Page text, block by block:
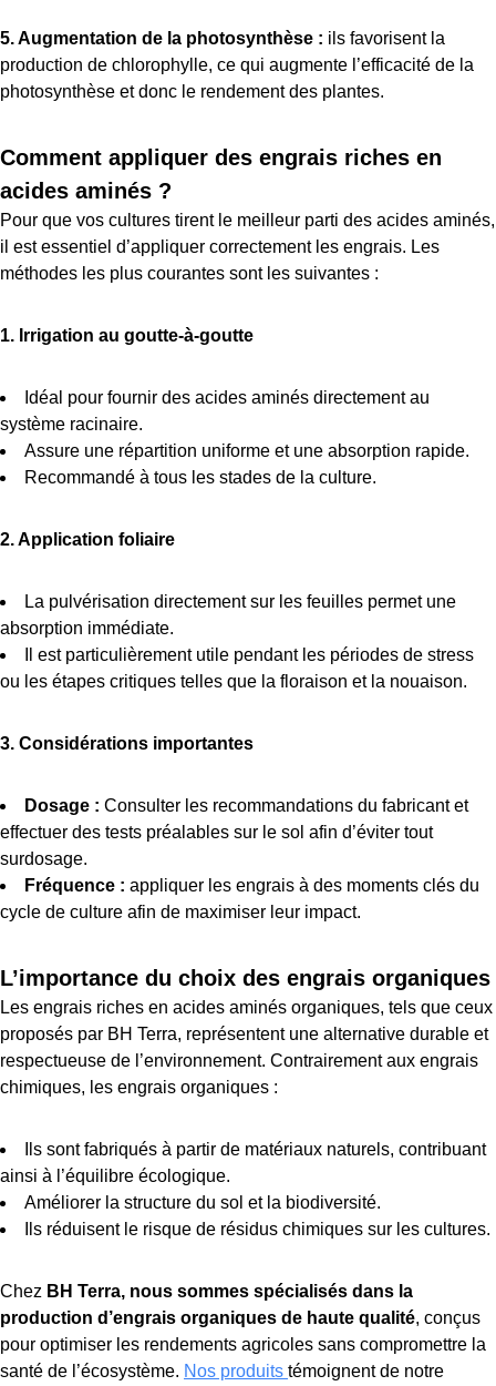
5. Augmentation de la photosynthèse : ils favorisent la
production de chlorophylle, ce qui augmente l’efficacité de la
photosynthèse et donc le rendement des plantes.
Comment appliquer des engrais riches en
acides aminés ?
Pour que vos cultures tirent le meilleur parti des acides aminés,
il est essentiel d’appliquer correctement les engrais. Les
méthodes les plus courantes sont les suivantes :
1. Irrigation au goutte-à-goutte
Idéal pour fournir des acides aminés directement au
système racinaire.
Assure une répartition uniforme et une absorption rapide.
Recommandé à tous les stades de la culture.
2. Application foliaire
La pulvérisation directement sur les feuilles permet une
absorption immédiate.
Il est particulièrement utile pendant les périodes de stress
ou les étapes critiques telles que la floraison et la nouaison.
3. Considérations importantes
Dosage : Consulter les recommandations du fabricant et
effectuer des tests préalables sur le sol afin d’éviter tout
surdosage.
Fréquence : appliquer les engrais à des moments clés du
cycle de culture afin de maximiser leur impact.
L’importance du choix des engrais organiques
Les engrais riches en acides aminés organiques, tels que ceux
proposés par BH Terra, représentent une alternative durable et
respectueuse de l’environnement. Contrairement aux engrais
chimiques, les engrais organiques :
Ils sont fabriqués à partir de matériaux naturels, contribuant
ainsi à l’équilibre écologique.
Améliorer la structure du sol et la biodiversité.
Ils réduisent le risque de résidus chimiques sur les cultures.
Chez BH Terra, nous sommes spécialisés dans la
production d’engrais organiques de haute qualité, conçus
pour optimiser les rendements agricoles sans compromettre la
santé de l’écosystème. Nos produits témoignent de notre